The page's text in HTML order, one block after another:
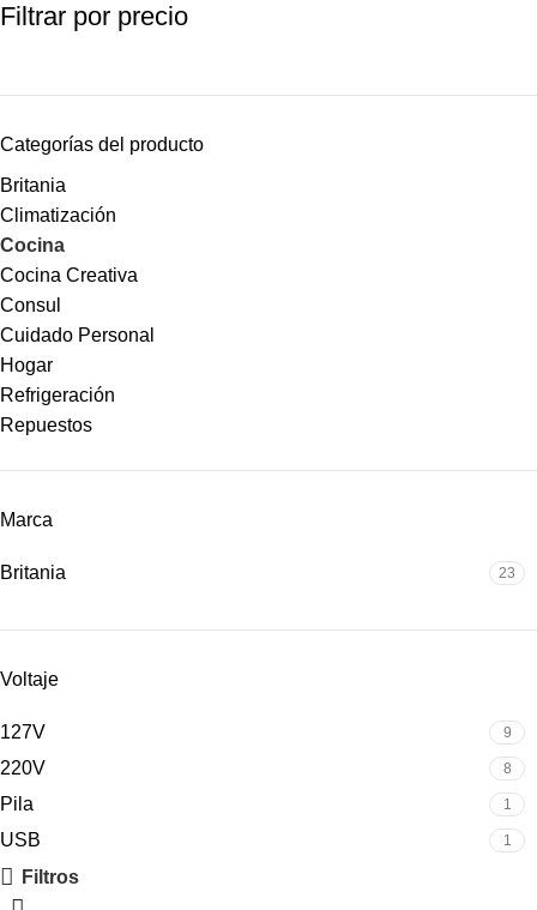
Filtrar por precio
Categorías del producto
Britania
Climatización
Cocina
Cocina Creativa
Consul
Cuidado Personal
Hogar
Refrigeración
Repuestos
Marca
Britania 23
Voltaje
127V 9
220V 8
Pila 1
USB 1
Filtros